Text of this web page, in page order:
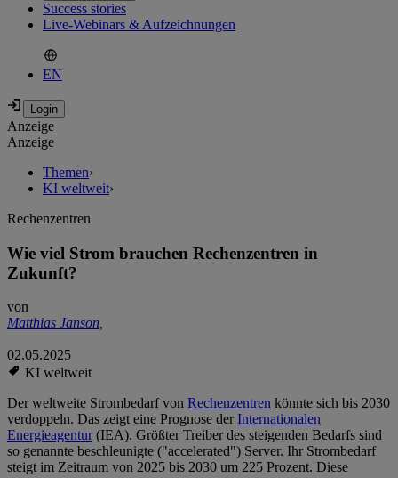
Success stories
Live-Webinars & Aufzeichnungen
EN
Anzeige
Anzeige
Themen›
KI weltweit›
Rechenzentren
Wie viel Strom brauchen Rechenzentren in
Zukunft?
von
Matthias Janson,
02.05.2025
KI weltweit
Der weltweite Strombedarf von Rechenzentren könnte sich bis 2030
verdoppeln. Das zeigt eine Prognose derInternationalen
Energieagentur(IEA). Größter Treiber des steigenden Bedarfs sind
so genannte beschleunigte ("accelerated") Server. Ihr Strombedarf
steigt im Zeitraum von 2025 bis 2030 um 225 Prozent. Diese